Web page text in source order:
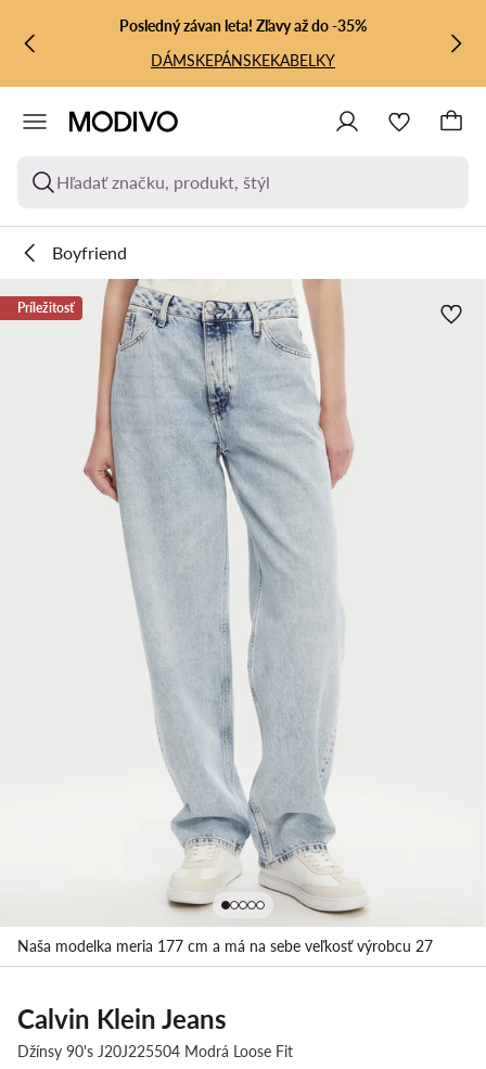
PREJSŤ NA HLAVNÝ OBSAH
PREJSŤ NA VYHĽADÁVANIE
Posledný závan leta! Zľavy až do -35%
DÁMSKEPÁNSKEKABELKY
Hľadať značku, produkt, štýl
Boyfriend
Príležitosť
Naša modelka meria 177 cm a má na sebe veľkosť výrobcu 27
Calvin Klein Jeans
Džínsy 90's J20J225504 Modrá Loose Fit